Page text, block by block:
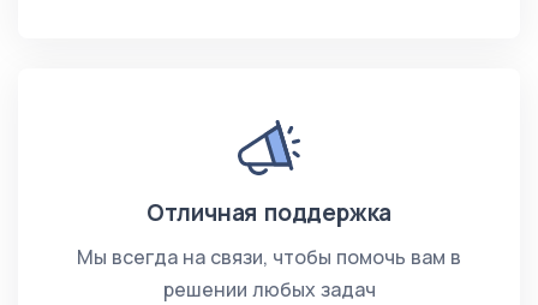
Отличная поддержка
Мы всегда на связи, чтобы помочь вам в
решении любых задач